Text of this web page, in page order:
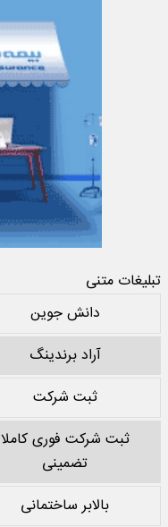
تبلیغات متنی
دانش جوین
آراد برندینگ
ثبت شرکت
ثبت شرکت فوری کاملا
تضمینی
بالابر ساختمانی